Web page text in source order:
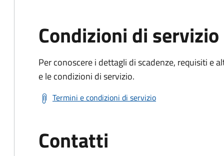
Condizioni di servizio
Per conoscere i dettagli di scadenze, requisiti e
e le condizioni di servizio.
Termini e condizioni di servizio
Contatti